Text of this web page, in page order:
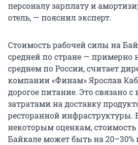
персоналу зарплату и
отель, — пояснил эксперт.
Стоимость рабочей силы на
средней по стране — примерно
среднем по России, считает
компании «Финам» Ярослав
дорогое питание. Это связано
затратами на доставку
ресторанной инфраструктуры.
некоторым оценкам, стоимость
Байкале может быть на